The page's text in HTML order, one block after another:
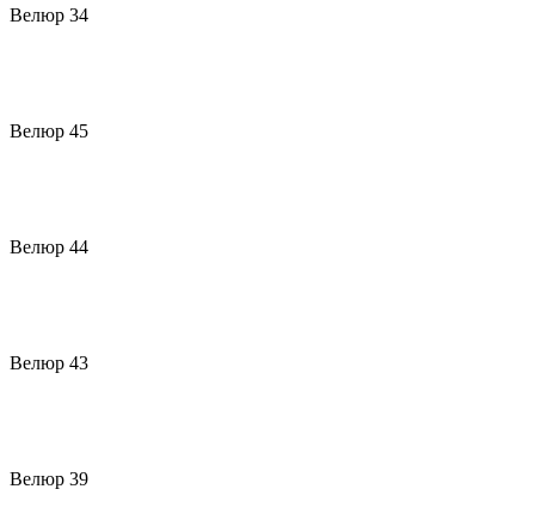
Велюр 34
Велюр 45
Велюр 44
Велюр 43
Велюр 39